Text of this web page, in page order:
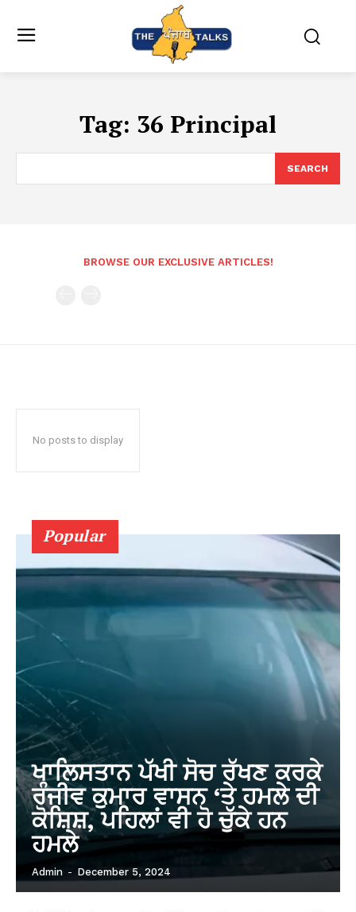
Tag: 36 Principal
SEARCH
BROWSE OUR EXCLUSIVE ARTICLES!
No posts to display
Popular
ਖਾਲਿਸਤਾਨ ਪੱਖੀ ਸੋਚ ਰੱਖਣ ਕਰਕੇ
ਰੰਜੀਵ ਕੁਮਾਰ ਵਾਸਨ ‘ਤੇ ਹਮਲੇ ਦੀ
ਕੋਸ਼ਿਸ਼, ਪਹਿਲਾਂ ਵੀ ਹੋ ਚੁੱਕੇ ਹਨ
ਹਮਲੇ
Admin - December 5, 2024